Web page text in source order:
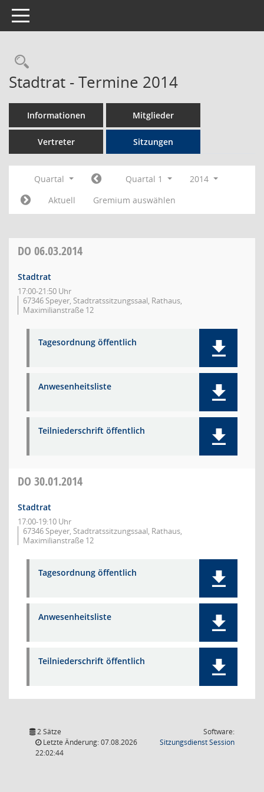
Toggle navigation
Rechercheauswahl
Stadtrat - Termine 2014
Informationen Mitglieder
Vertreter Sitzungen
Quartal Quartal 1
2014
Aktuell
Gremium auswählen
DO 06.03.2014
Stadtrat
17:00-21:50 Uhr
67346 Speyer, Stadtratssitzungssaal, Rathaus,
Maximilianstraße 12
Tagesordnung öffentlich
Anwesenheitsliste
Teilniederschrift öffentlich
DO 30.01.2014
Stadtrat
17:00-19:10 Uhr
67346 Speyer, Stadtratssitzungssaal, Rathaus,
Maximilianstraße 12
Tagesordnung öffentlich
Anwesenheitsliste
Teilniederschrift öffentlich
2 Sätze
Letzte Änderung: 07.08.2026
22:02:44
Software:
SitzungsdienstSession(Wird in